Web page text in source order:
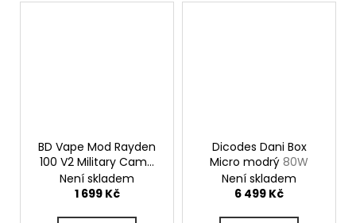
BD Vape Mod Rayden
100 V2 Military Camo
Výkonný značkový
elektronický Grip
Není skladem
1 699 Kč
Dicodes Dani Box
Micro modrý 80W
Není skladem
6 499 Kč